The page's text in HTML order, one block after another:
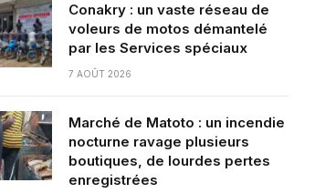
Conakry : un vaste réseau de
voleurs de motos démantelé
par les Services spéciaux
7 AOÛT 2026
Marché de Matoto : un incendie
nocturne ravage plusieurs
boutiques, de lourdes pertes
enregistrées